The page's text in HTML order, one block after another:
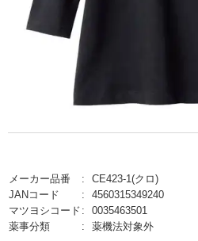
メーカー品番
CE423-1(クロ)
JANコード
4560315349240
マツヨシコード
0035463501
薬事分類
薬機法対象外